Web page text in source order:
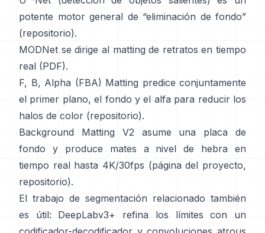
potente motor general de “eliminación de fondo”
(repositorio).
MODNet se dirige al matting de retratos en tiempo
real (PDF).
F, B, Alpha (FBA) Matting predice conjuntamente
el primer plano, el fondo y el alfa para reducir los
halos de color (repositorio).
Background Matting V2 asume una placa de
fondo y produce mates a nivel de hebra en
tiempo real hasta 4K/30fps (página del proyecto,
repositorio).
El trabajo de segmentación relacionado también
es útil:
DeepLabv3+ refina los límites con un